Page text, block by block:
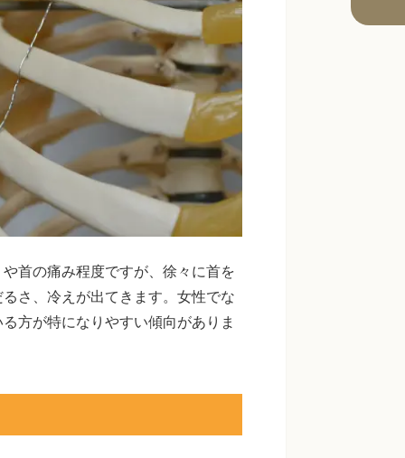
首の痛み程度ですが、徐々に首を
さ、冷えが出てきます。女性でな
方が特になりやすい傾向がありま